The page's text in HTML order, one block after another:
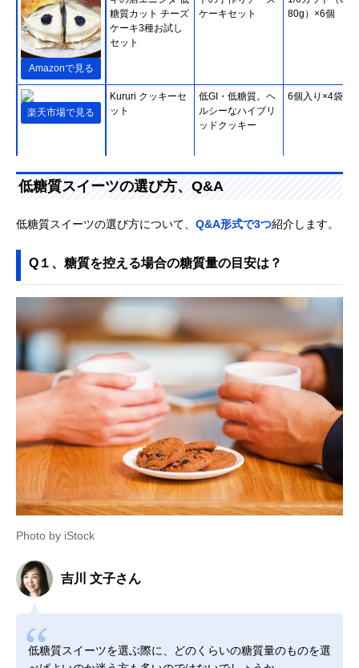
Amazonで見る
糖質カット チーズ
ケーキ3種お試し
セット
ケーキセット
80g）×6個
楽天市場で見る
Kururi クッキーセ
ット
低GI・低糖質。ヘ
ルシーなハイブリ
ッドクッキー
6個入り×4袋
Amazonで見る
スイーツ工房
ーキ
上品な甘みととろ
1本18cm
繊維たっぷり米粉
ある甘みとサクほ
Amazonで見る
ヘルシースイーツ
工房マルベリー 低
糖質フルーツブリ
ュレ
冷凍でもおいし
い。おしゃれな見
た目のブリュレ
6個入り
楽天市場で見る
十二本舗 十二堂
やさしい甘み
Amazonで見る
クチーズケーキ
合わせた濃厚な味
低糖質スイーツの選び方、Q&A
低糖質スイーツの選び方について、 Q&A形式で3つ紹介します。
Q１、糖質を控える場合の糖質量の目安は？
Photo by iStock
吉川 文子さん
低糖質スイーツを選ぶ際に、どのくらいの糖質量のものを選